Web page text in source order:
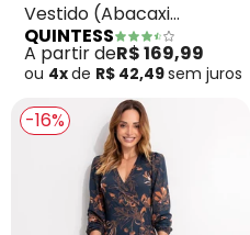
Vestido (Abacaxi
Tropical) em Malha Fria
QUINTESS
A partir deR$ 169,99
ou 4xde R$ 42,49sem juros
-16%